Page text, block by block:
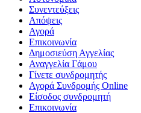
Συνεντεύξεις
Απόψεις
Αγορά
Επικοινωνία
Δημοσιεύση Αγγελίας
Αναγγελία Γάμου
Γίνετε συνδρομητής
Αγορά Συνδρομής Online
Είσοδος συνδρομητή
Επικοινωνία